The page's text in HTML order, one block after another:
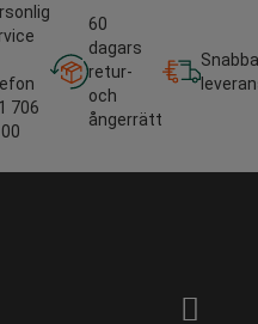
706
60
dagars
retur-
och
ångerrätt
Snabba